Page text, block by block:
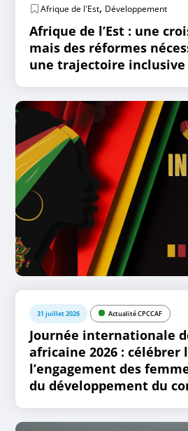
Afrique de l'Est, Développement
Afrique de l’Est : une
mais des réformes
une trajectoire inclusive
31 juillet 2026 Actualité CPCCAF
Journée internationale
africaine 2026 : célébrer
l’engagement des
du développement du